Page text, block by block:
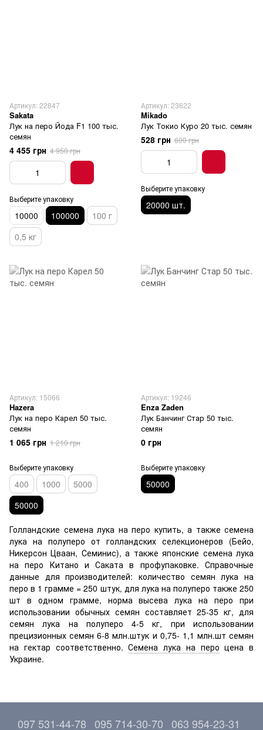
Артикул: 22847
Sakata
Лук на перо Йода F1 100 тыс.
семян
4 455 грн 4 950 грн
Выберите упаковку
10000 100000
100 г
0,5 кг
Артикул: 23622
Mikado
Лук Токио Куро 20 тыс. семян
528 грн 600 грн
Выберите упаковку
20000 шт.
Артикул: 15066
Hazera
Лук на перо Карел 50 тыс.
семян
1 065 грн 1 210 грн
Выберите упаковку
400 1000
5000
50000
Артикул: 19246
Enza Zaden
Лук Банчинг Стар 50 тыс.
семян
0 грн
Выберите упаковку
50000
Голландские семена лука на перо купить, а также семена
лука на полуперо от голландских селекционеров (Бейо,
Никерсон Цваан, Семинис), а также японские семена лука
на перо Китано и Саката в профупаковке. Справочные
данные для производителей: количество семян лука на
перо в 1 грамме = 250 штук, для лука на полуперо также 250
шт в одном грамме, норма высева лука на перо при
использовании обычных семян составляет 25-35 кг, для
семян лука на полуперо 4-5 кг, при использовании
прецизионных семян 6-8 млн.штук и 0,75- 1,1 млн.шт семян
на гектар соответственно.Семена лука на перо цена в
Украине.
097 531-44-78 095 714-30-70 063 954-23-31